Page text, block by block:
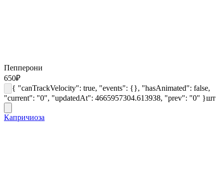
Пепперони
650₽
{ "canTrackVelocity": true, "events": {}, "hasAnimated": false,
"current": "0", "updatedAt": 4665957304.613938, "prev": "0" }шт
Капричиоза